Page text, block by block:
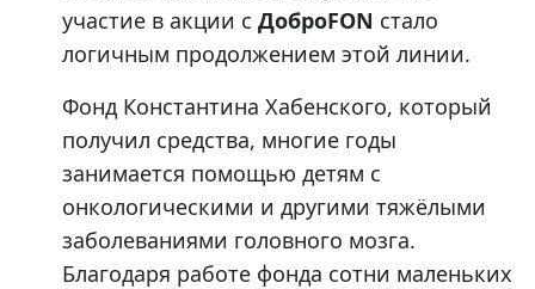
участие в акции с ДоброFON стало
логичным продолжением этой линии.
Фонд Константина Хабенского, который
получил средства, многие годы
занимается помощью детям с
онкологическими и другими тяжёлыми
заболеваниями головного мозга.
Благодаря работе фонда сотни маленьких